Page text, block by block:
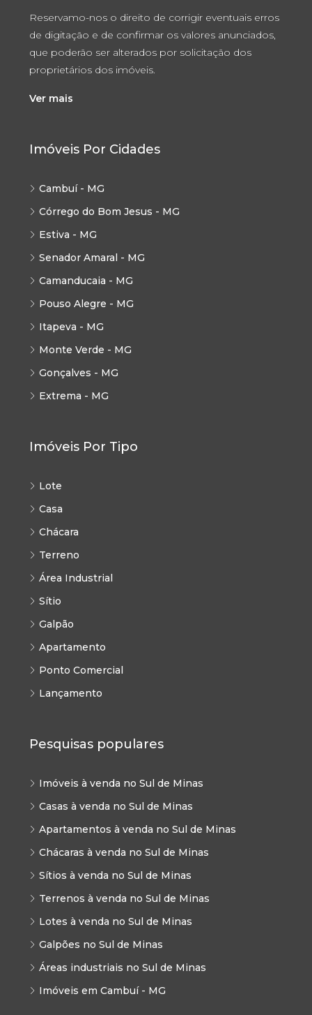
Reservamo-nos o direito de corrigir eventuais erros
de digitação e de confirmar os valores anunciados,
que poderão ser alterados por solicitação dos
proprietários dos imóveis.
Ver mais
Imóveis Por Cidades
Cambuí - MG
Córrego do Bom Jesus - MG
Estiva - MG
Senador Amaral - MG
Camanducaia - MG
Pouso Alegre - MG
Itapeva - MG
Monte Verde - MG
Gonçalves - MG
Extrema - MG
Imóveis Por Tipo
Lote
Casa
Chácara
Terreno
Área Industrial
Sítio
Galpão
Apartamento
Ponto Comercial
Lançamento
Pesquisas populares
Imóveis à venda no Sul de Minas
Casas à venda no Sul de Minas
Apartamentos à venda no Sul de Minas
Chácaras à venda no Sul de Minas
Sítios à venda no Sul de Minas
Terrenos à venda no Sul de Minas
Lotes à venda no Sul de Minas
Galpões no Sul de Minas
Áreas industriais no Sul de Minas
Imóveis em Cambuí - MG